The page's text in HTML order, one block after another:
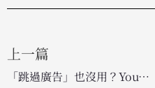
上一篇
「跳過廣告」也沒用？YouTube 測試新功能：廣告 Banner 將自動「釘選」在螢幕上